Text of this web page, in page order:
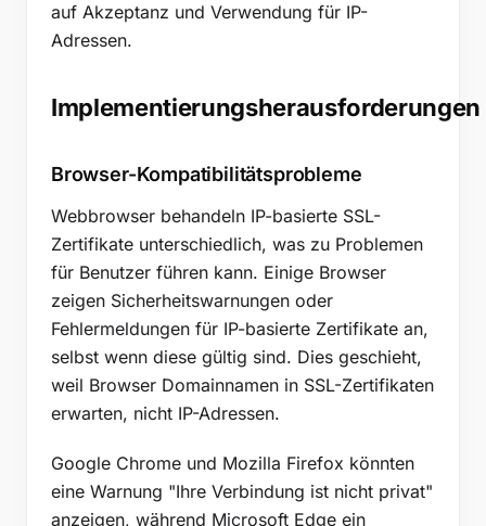
auf Akzeptanz und Verwendung für IP-
Adressen.
Implementierungsherausforderungen
Browser-Kompatibilitätsprobleme
Webbrowser behandeln IP-basierte SSL-
Zertifikate unterschiedlich, was zu Problemen
für Benutzer führen kann. Einige Browser
zeigen Sicherheitswarnungen oder
Fehlermeldungen für IP-basierte Zertifikate an,
selbst wenn diese gültig sind. Dies geschieht,
weil Browser Domainnamen in SSL-Zertifikaten
erwarten, nicht IP-Adressen.
Google Chrome und Mozilla Firefox könnten
eine Warnung "Ihre Verbindung ist nicht privat"
anzeigen, während Microsoft Edge ein